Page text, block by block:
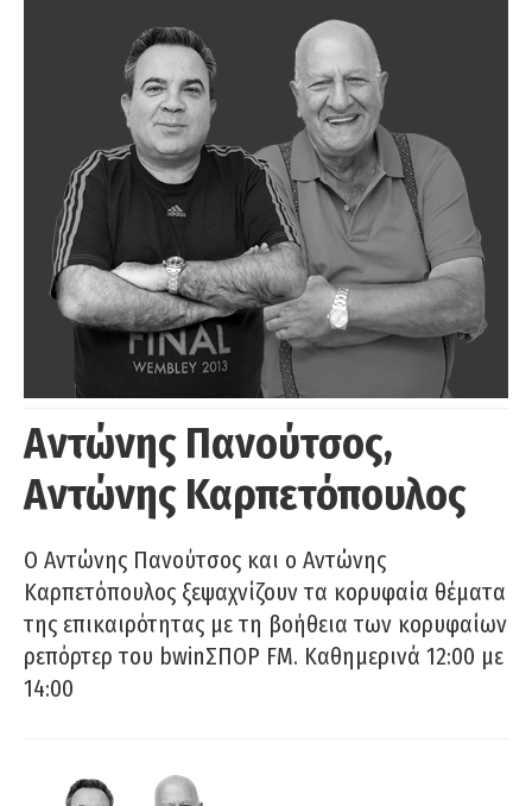
Αντώνης Πανούτσος,
Αντώνης Καρπετόπουλος
Ο Αντώνης Πανούτσος και ο Αντώνης
Καρπετόπουλος ξεψαχνίζουν τα κορυφαία θέματα
της επικαιρότητας με τη βοήθεια των κορυφαίων
ρεπόρτερ του bwinΣΠΟΡ FM. Καθημερινά 12:00 με
14:00